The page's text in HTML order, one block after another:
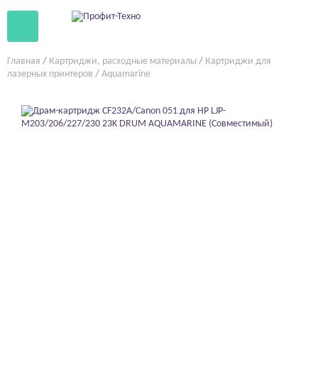
Главная / Картриджи, расходные материалы / Картриджи для
лазерных принтеров / Aquamarine